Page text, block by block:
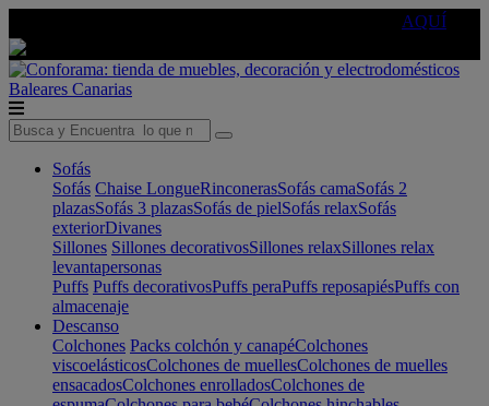
AQUÍ
Baleares Canarias
Sofás
Sofás Chaise LongueRinconerasSofás camaSofás 2
plazasSofás 3 plazasSofás de pielSofás relaxSofás
exteriorDivanes
Sillones Sillones decorativosSillones relaxSillones relax
levantapersonas
Puffs Puffs decorativosPuffs peraPuffs reposapiésPuffs con
almacenaje
Descanso
Colchones Packs colchón y canapéColchones
viscoelásticosColchones de muellesColchones de muelles
ensacadosColchones enrolladosColchones de